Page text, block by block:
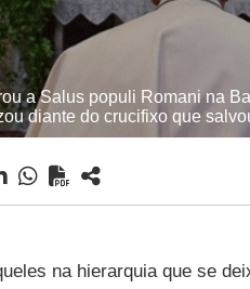
a Salus populi Romani na
diante do crucifixo que
na hierarquia que se